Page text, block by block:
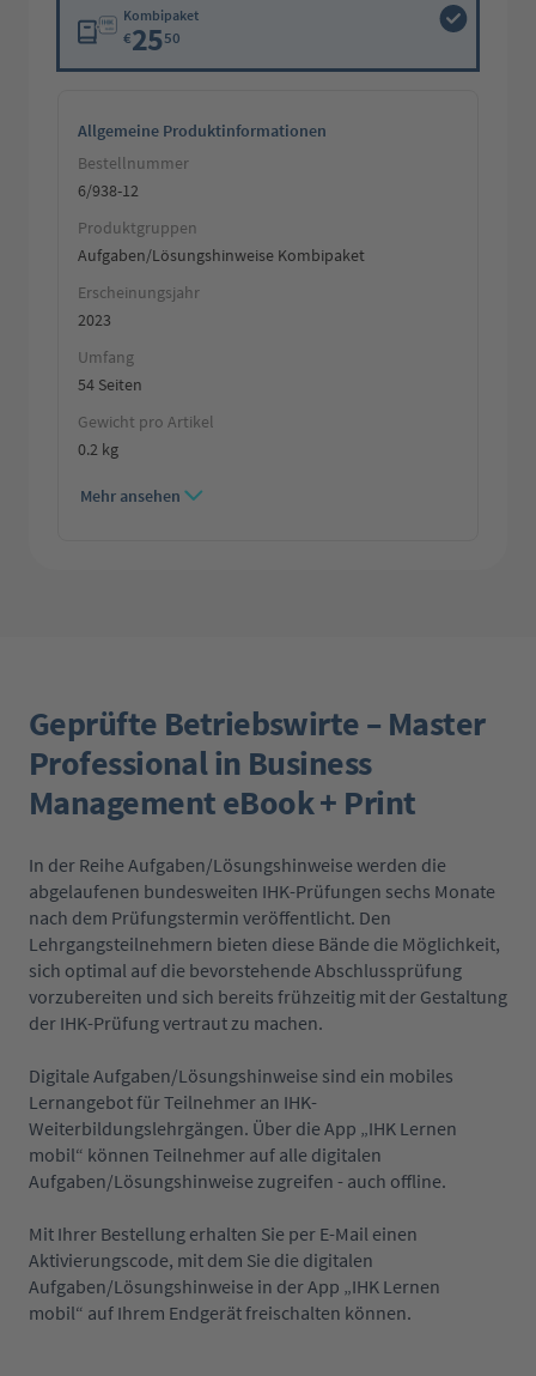
Kombipaket
€2550
Allgemeine Produktinformationen
Bestellnummer
6/938-12
Produktgruppen
Aufgaben/Lösungshinweise Kombipaket
Erscheinungsjahr
2023
Umfang
54 Seiten
Gewicht pro Artikel
0.2 kg
Mehr ansehen
Geprüfte Betriebswirte – Master
Professional in Business
Management eBook + Print
In der Reihe Aufgaben/Lösungshinweise werden die
abgelaufenen bundesweiten IHK-Prüfungen sechs Monate
nach dem Prüfungstermin veröffentlicht. Den
Lehrgangsteilnehmern bieten diese Bände die Möglichkeit,
sich optimal auf die bevorstehende Abschlussprüfung
vorzubereiten und sich bereits frühzeitig mit der Gestaltung
der IHK-Prüfung vertraut zu machen.
Digitale Aufgaben/Lösungshinweise sind ein mobiles
Lernangebot für Teilnehmer an IHK-
Weiterbildungslehrgängen. Über die App „IHK Lernen
mobil“ können Teilnehmer auf alle digitalen
Aufgaben/Lösungshinweise zugreifen - auch offline.
Mit Ihrer Bestellung erhalten Sie per E-Mail einen
Aktivierungscode, mit dem Sie die digitalen
Aufgaben/Lösungshinweise in der App „IHK Lernen
mobil“ auf Ihrem Endgerät freischalten können.